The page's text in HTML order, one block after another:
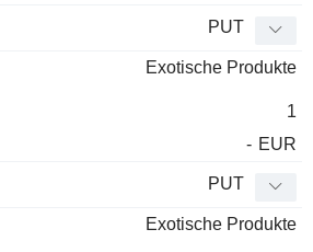
PUT
Exotische Produkte
1
- EUR
PUT
Exotische Produkte